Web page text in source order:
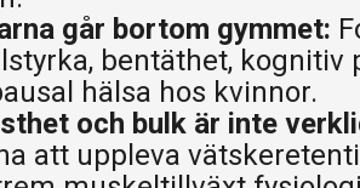
går bortom gymmet:
bentäthet,
hälsa hos kvinnor.
och bulk är inte
att uppleva